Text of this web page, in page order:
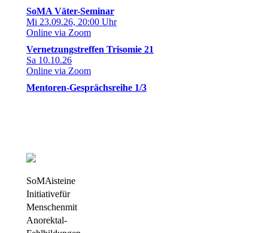
SoMA Väter-Seminar
Mi 23.09.26, 20:00 Uhr
Online via Zoom
Vernetzungstreffen Trisomie 21
Sa 10.10.26
Online via Zoom
Mentoren-Gesprächsreihe 1/3
SoMA ist eine
Initiative für
Menschen mit
Anorektal-